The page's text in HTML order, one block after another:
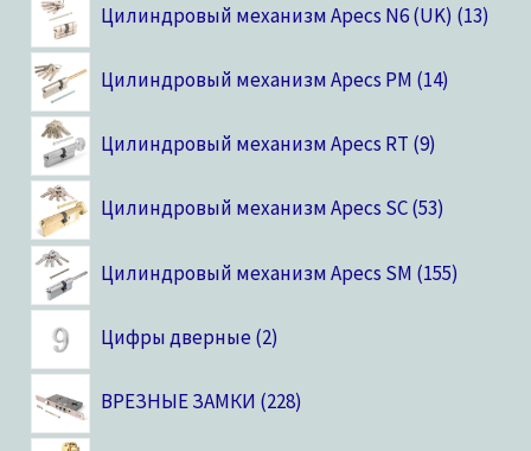
Цилиндровый механизм Apecs N6 (UK) 13
Цилиндровый механизм Apecs PM 14
Цилиндровый механизм Apecs RT 9
Цилиндровый механизм Apecs SC 53
Цилиндровый механизм Apecs SM 155
Цифры дверные 2
ВРЕЗНЫЕ ЗАМКИ 228